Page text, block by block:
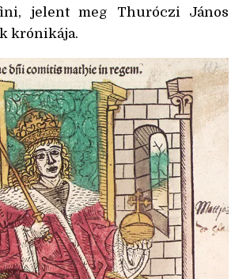
jelent meg Thuróczi János
krónikája.